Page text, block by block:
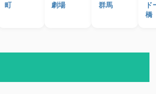
町
劇場
群馬
ド
橋